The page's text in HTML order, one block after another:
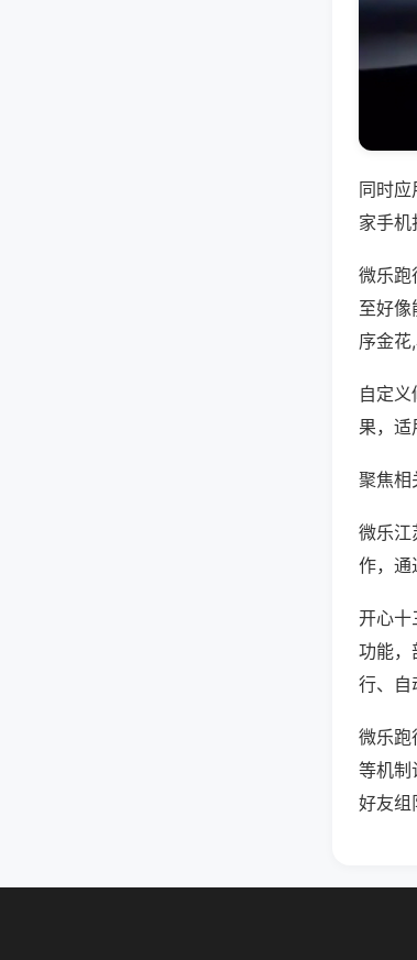
同时
家手机
微乐跑
至好
序金花
自定
果，适
聚焦相
微乐江
作，通
开心十
功能，
行、自
微乐跑
等机制
好友组